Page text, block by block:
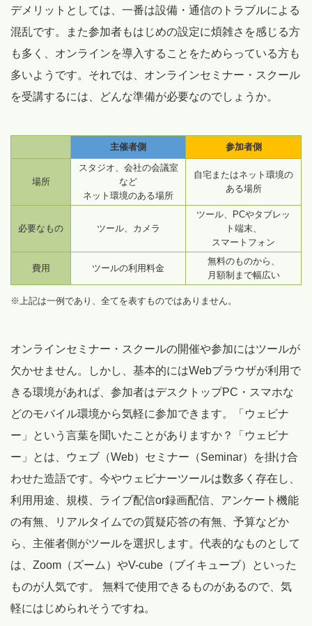
デメリットとしては、一番は設備・通信のトラブルによる
混乱です。また参加者もはじめの設定に煩雑さを感じる方
も多く、オンラインを導入することをためらっている方も
多いようです。それでは、オンラインセミナー・スクール
を受講するには、どんな準備が必要なのでしょうか。
主催者側 参加者側
場所
スタジオ、会社の会議室
など
ネット環境のある場所
自宅またはネット環境の
ある場所
必要なもの ツール、カメラ
ツール、PCやタブレッ
ト端末、
スマートフォン
費用 ツールの利用料金
無料のものから、
月額制まで幅広い
※上記は一例であり、全てを表すものではありません。
オンラインセミナー・スクールの開催や参加にはツールが
欠かせません。しかし、基本的にはWebブラウザが利用で
きる環境があれば、参加者はデスクトップPC・スマホな
どのモバイル環境から気軽に参加できます。「ウェビナ
ー」という言葉を聞いたことがありますか？「ウェビナ
ー」とは、ウェブ（Web）セミナー（Seminar）を掛け合
わせた造語です。今やウェビナーツールは数多く存在し、
利用用途、規模、ライブ配信or録画配信、アンケート機能
の有無、リアルタイムでの質疑応答の有無、予算などか
ら、主催者側がツールを選択します。代表的なものとして
は、Zoom（ズーム）やV-cube（ブイキューブ）といった
ものが人気です。 無料で使用できるものがあるので、気
軽にはじめられそうですね。